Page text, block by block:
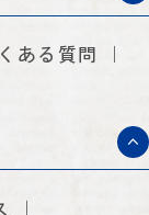
ある質問